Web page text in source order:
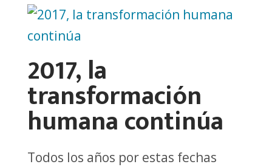
2017, la
transformación
humana continúa
Todos los años por estas fechas